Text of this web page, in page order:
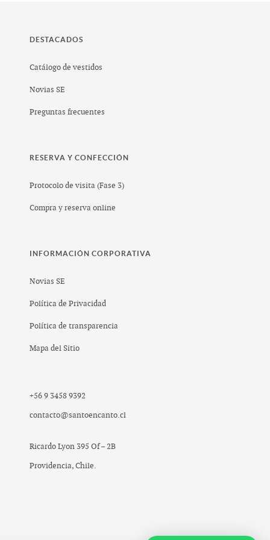
DESTACADOS
Catálogo de vestidos
Novias SE
Preguntas frecuentes
RESERVA Y CONFECCIÓN
Protocolo de visita (Fase 3)
Compra y reserva online
INFORMACIÓN CORPORATIVA
Novias SE
Política de Privacidad
Política de transparencia
Mapa del Sitio
+56 9 3458 9392
contacto@santoencanto.cl
Ricardo Lyon 395 Of – 2B
Providencia, Chile.